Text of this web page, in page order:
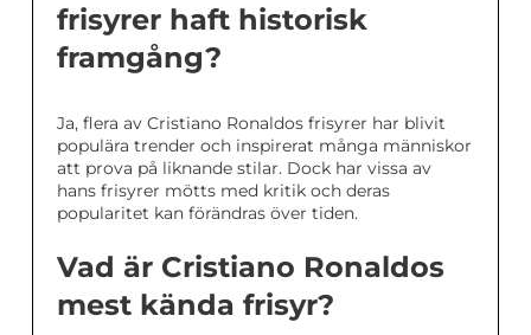
frisyrer haft historisk
framgång?
Ja, flera av Cristiano Ronaldos frisyrer har blivit
populära trender och inspirerat många människor
att prova på liknande stilar. Dock har vissa av
hans frisyrer mötts med kritik och deras
popularitet kan förändras över tiden.
Vad är Cristiano Ronaldos
mest kända frisyr?